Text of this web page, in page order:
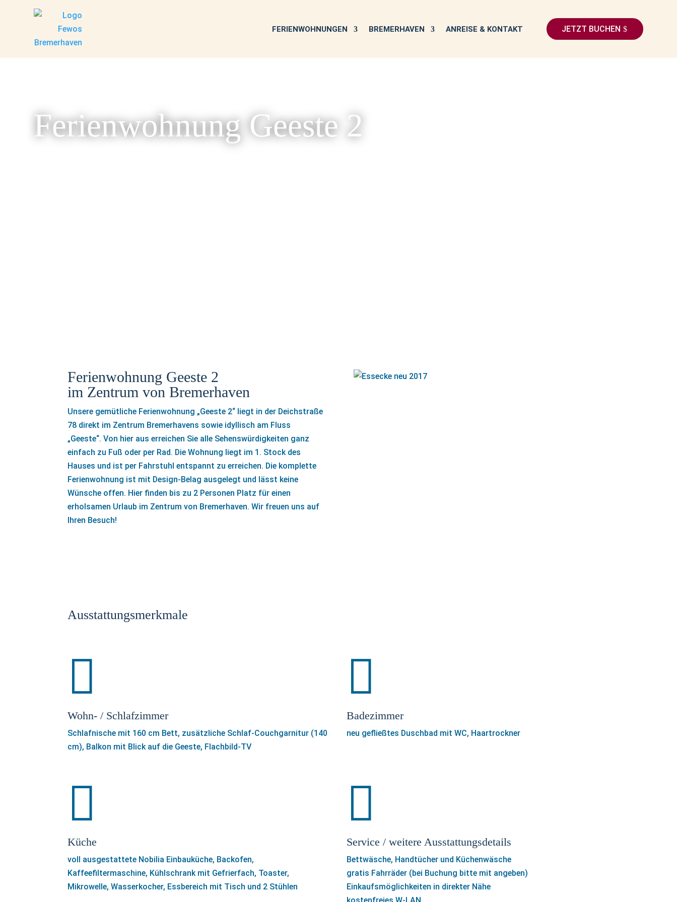
FERIENWOHNUNGEN BREMERHAVEN ANREISE & KONTAKT JETZT BUCHEN
Ferienwohnung Geeste 2
Ferienwohnung Geeste 2
im Zentrum von Bremerhaven
Unsere gemütliche Ferienwohnung „Geeste 2“ liegt in der Deichstraße
78 direkt im Zentrum Bremerhavens sowie idyllisch am Fluss
„Geeste“. Von hier aus erreichen Sie alle Sehenswürdigkeiten ganz
einfach zu Fuß oder per Rad. Die Wohnung liegt im 1. Stock des
Hauses und ist per Fahrstuhl entspannt zu erreichen. Die komplette
Ferienwohnung ist mit Design-Belag ausgelegt und lässt keine
Wünsche offen. Hier finden bis zu 2 Personen Platz für einen
erholsamen Urlaub im Zentrum von Bremerhaven. Wir freuen uns auf
Ihren Besuch!
Ausstattungsmerkmale

Wohn- / Schlafzimmer
Schlafnische mit 160 cm Bett, zusätzliche Schlaf-Couchgarnitur (140
cm), Balkon mit Blick auf die Geeste, Flachbild-TV

Badezimmer
neu gefließtes Duschbad mit WC, Haartrockner

Küche
voll ausgestattete Nobilia Einbauküche, Backofen,
Kaffeefiltermaschine, Kühlschrank mit Gefrierfach, Toaster,
Mikrowelle, Wasserkocher, Essbereich mit Tisch und 2 Stühlen

Service / weitere Ausstattungsdetails
Bettwäsche, Handtücher und Küchenwäsche
gratis Fahrräder (bei Buchung bitte mit angeben)
Einkaufsmöglichkeiten in direkter Nähe